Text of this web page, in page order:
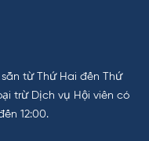
từ Thứ Hai đến Thứ
trừ Dịch vụ Hội viên có
12:00.